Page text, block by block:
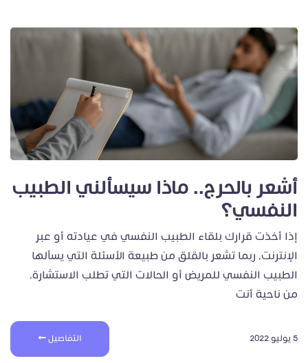
أشعر بالحرج.. ماذا سيسألني الطبيب
النفسي؟
إذا أخذت قرارك بلقاء الطبيب النفسي في عيادته أو عبر
الإنترنت، ربما تشعر بالقلق من طبيعة الأسئلة التي يسألها
الطبيب النفسي للمريض أو الحالات التي تطلب الاستشارة.
من ناحية أنت
5 يوليو 2022 التفاصيل